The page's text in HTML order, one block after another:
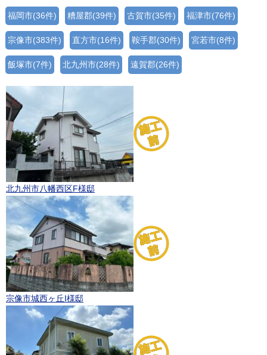
福岡市(36件) 糟屋郡(39件) 古賀市(35件) 福津市(76件)
宗像市(383件) 直方市(16件) 鞍手郡(30件) 宮若市(8件)
飯塚市(7件) 北九州市(28件) 遠賀郡(26件)
北九州市八幡西区F様邸
宗像市城西ヶ丘I様邸